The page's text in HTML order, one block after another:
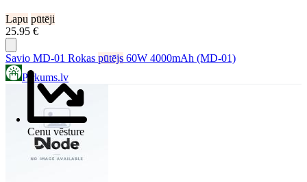
Lapu pūtēji
25.95 €
Cenu vēsture
Savio MD‑01 Rokas pūtējs 60W 4000mAh (MD‑01)
Pirkums.lv